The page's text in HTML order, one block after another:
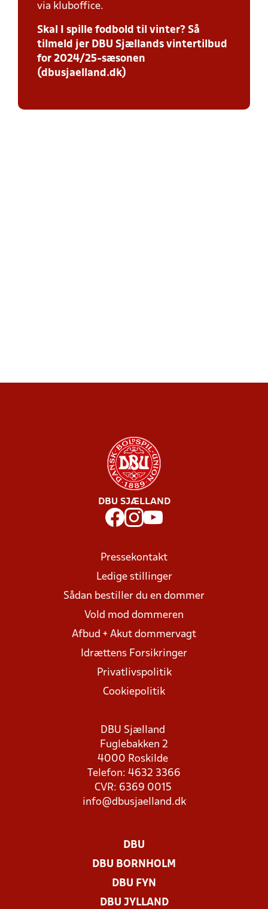
via kluboffice.
Skal I spille fodbold til vinter? Så
tilmeld jer DBU Sjællands vintertilbud
for 2024/25-sæsonen
(dbusjaelland.dk)
DBU SJÆLLAND
Pressekontakt
Ledige stillinger
Sådan bestiller du en dommer
Vold mod dommeren
Afbud + Akut dommervagt
Idrættens Forsikringer
Privatlivspolitik
Cookiepolitik
DBU Sjælland
Fuglebakken 2
4000 Roskilde
Telefon: 4632 3366
CVR: 6369 0015
info@dbusjaelland.dk
DBU
DBU BORNHOLM
DBU FYN
DBU JYLLAND